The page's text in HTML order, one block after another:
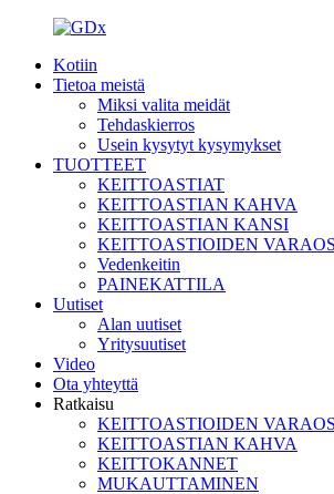
Kotiin
Tietoa meistä
Miksi valita meidät
Tehdaskierros
Usein kysytyt kysymykset
TUOTTEET
KEITTOASTIAT
KEITTOASTIAN KAHVA
KEITTOASTIAN KANSI
KEITTOASTIOIDEN
Vedenkeitin
PAINEKATTILA
Uutiset
Alan uutiset
Yritysuutiset
Video
Ota yhteyttä
Ratkaisu
KEITTOASTIOIDEN
KEITTOASTIAN KAHVA
KEITTOKANNET
MUKAUTTAMINEN